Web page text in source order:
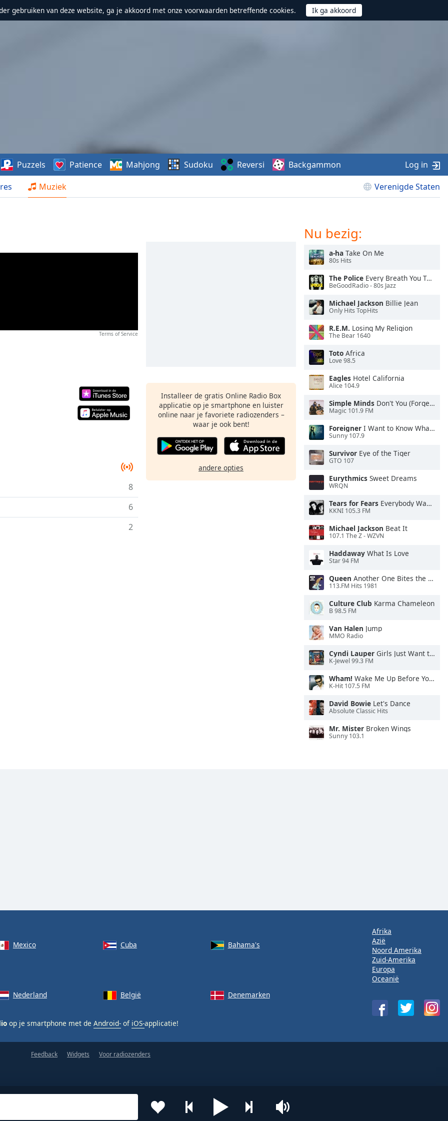
gebruiken van deze website, ga je akkoord met onze voorwaarden betreffende cookies.
Muziek Verenigde Staten
Puzzels Patience Mahjong Sudoku Reversi Backgammon Log in
Terms of Service
8
6
2
Installeer de gratis Online Radio Box
applicatie op je smartphone en luister
online naar je favoriete radiozenders –
waar je ook bent!
andere opties
Nu bezig:
a-ha Take On Me
80s Hits
The Police Every Breath You Take
BeGoodRadio - 80s Jazz
Michael Jackson Billie Jean
Only Hits TopHits
R.E.M. Losing My Religion
The Bear 1640
Toto Africa
Love 98.5
Eagles Hotel California
Alice 104.9
Simple Minds Don't You (Forget About Me)
Magic 101.9 FM
Foreigner I Want to Know What Love Is
Sunny 107.9
Survivor Eye of the Tiger
GTO 107
Eurythmics Sweet Dreams
WRQN
Tears for Fears Everybody Wants To Rule the World
KKNI 105.3 FM
Michael Jackson Beat It
107.1 The Z - WZVN
Haddaway What Is Love
Star 94 FM
Queen Another One Bites the Dust
113.FM Hits 1981
Culture Club Karma Chameleon
B 98.5 FM
Van Halen Jump
MMO Radio
Cyndi Lauper Girls Just Want to Have Fun
K-Jewel 99.3 FM
Wham! Wake Me Up Before You Go-Go
K-Hit 107.5 FM
David Bowie Let's Dance
Absolute Classic Hits
Mr. Mister Broken Wings
Sunny 103.1
Mexico Cuba
Bahama's
Nederland België Denemarken
op je smartphone met de Android- of iOS-applicatie!
Afrika
Azië
Noord Amerika
Zuid-Amerika
Europa
Oceanië
Feedback Widgets Voor radiozenders